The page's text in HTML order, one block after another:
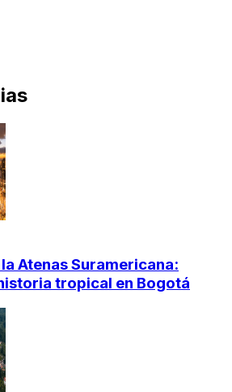
Atenas Suramericana:
tropical en Bogotá